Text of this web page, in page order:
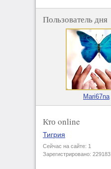
Пользователь дня
Mari67na
Кто online
Тигрия
Сейчас на сайте: 1
Зарегистрировано: 229183